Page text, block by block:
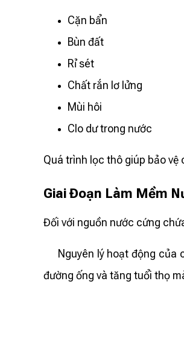
Cặn bẩn
Bùn đất
Rỉ sét
Chất rắn lơ lửng
Mùi hôi
Clo dư trong nước
Quá trình lọc thô giúp bảo vệ
Giai Đoạn Làm Mềm
Đối với nguồn nước cứng
Nguyên lý hoạt động của
đường ống và tăng tuổi thọ